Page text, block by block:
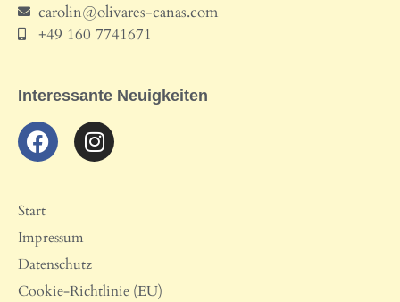
carolin@olivares-canas.com
+49 160 7741671
Interessante Neuigkeiten
Start
Impressum
Datenschutz
Cookie-Richtlinie (EU)